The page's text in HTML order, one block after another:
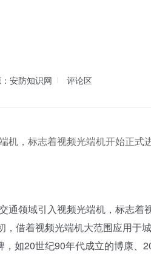
安防知识网 评论区
机，标志着视频光端机开始正式
领域引入视频光端机，标志着
借着视频光端机大范围应用于
如20世纪90年代成立的博康、